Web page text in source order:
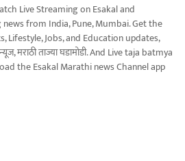
Live Streaming on Esakal and
news from India, Pune, Mumbai. Get the
Lifestyle, Jobs, and Education updates,
न्यूज, मराठी ताज्या घडामोडी. And Live taja batmya
the Esakal Marathi news Channel app